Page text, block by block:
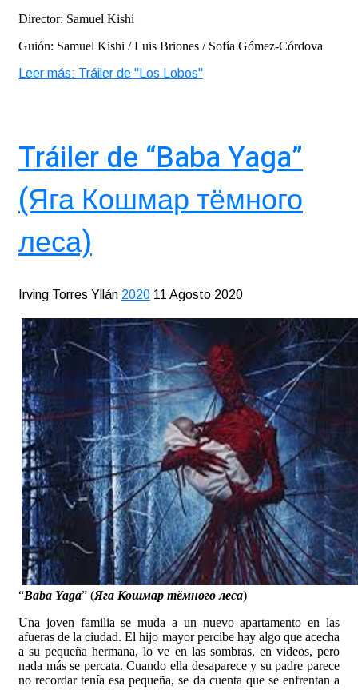
Director: Samuel Kishi
Guión: Samuel Kishi / Luis Briones / Sofía Gómez-Córdova
Leer más: Tráiler de "Los Lobos"
Tráiler de “Baba Yaga”
(Яга Кошмар тёмного
леса)
Irving Torres Yllán 2020 11 Agosto 2020
“Baba Yaga” (Яга Кошмар тёмного леса)
Una joven familia se muda a un nuevo apartamento en las
afueras de la ciudad. El hijo mayor percibe hay algo que acecha
a su pequeña hermana, lo ve en las sombras, en videos, pero
nada más se percata. Cuando ella desaparece y su padre parece
no recordar tenía esa pequeña, se da cuenta que se enfrentan a